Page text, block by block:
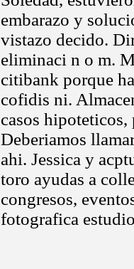
embarazo y
vistazo decido.
eliminaci n o m.
citibank porque
cofidis ni.
casos
Deberiamos
ahi. Jessica y
toro ayudas a
congresos,
fotografica